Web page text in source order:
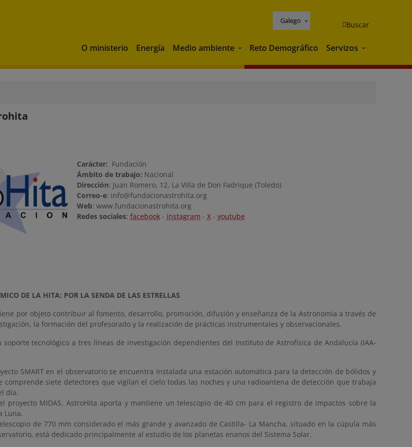
Galego Buscar
O ministerio Energía Medio ambiente Medio ambiente
Reto Demográfico Servizos Servizos
Carácter: Fundación
Ámbito de trabajo: Nacional
Dirección: Juan Romero, 12, La Villa de Don Fadrique (Toledo)
Correo-e: info@fundacionastrohita.org
Web: www.fundacionastrohita.org
Redes sociales: facebook- instagram - X- youtube
DE LA HITA: POR LA SENDA DE LAS ESTRELLAS
por objeto contribuir al fomento, desarrollo, promoción, difusión y enseñanza de la Astronomía a través de
la formación del profesorado y la realización de prácticas instrumentales y observacionales.
soporte tecnológico a tres líneas de investigación dependientes del Instituto de Astrofísica de Andalucía (IAA-
SMART en el observatorio se encuentra instalada una estación automática para la detección de bólidos y
comprende siete detectores que vigilan el cielo todas las noches y una radioantena de detección que trabaja
día.
proyecto MIDAS, AstroHita aporta y mantiene un telescopio de 40 cm para el registro de impactos sobre la
Luna.
de 770 mm considerado el más grande y avanzado de Castilla- La Mancha, situado en la cúpula más
está dedicado principalmente al estudio de los planetas enanos del Sistema Solar.